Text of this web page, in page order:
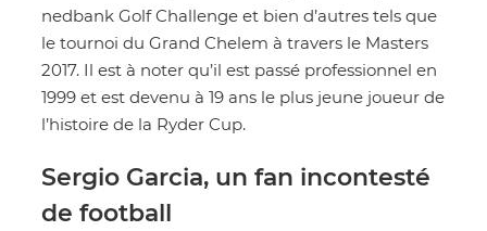
nedbank Golf Challenge et bien d’autres tels que
le tournoi du Grand Chelem à travers le Masters
2017. Il est à noter qu’il est passé professionnel en
1999 et est devenu à 19 ans le plus jeune joueur de
l’histoire de la Ryder Cup.
Sergio Garcia, un fan incontesté
de football